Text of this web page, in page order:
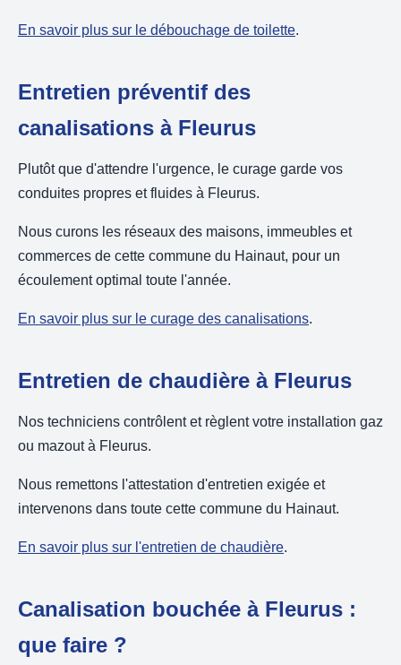
En savoir plus sur le débouchage de toilette.
Entretien préventif des
canalisations à Fleurus
Plutôt que d'attendre l'urgence, le curage garde vos
conduites propres et fluides à Fleurus.
Nous curons les réseaux des maisons, immeubles et
commerces de cette commune du Hainaut, pour un
écoulement optimal toute l'année.
En savoir plus sur le curage des canalisations.
Entretien de chaudière à Fleurus
Nos techniciens contrôlent et règlent votre installation gaz
ou mazout à Fleurus.
Nous remettons l'attestation d'entretien exigée et
intervenons dans toute cette commune du Hainaut.
En savoir plus sur l'entretien de chaudière.
Canalisation bouchée à Fleurus :
que faire ?